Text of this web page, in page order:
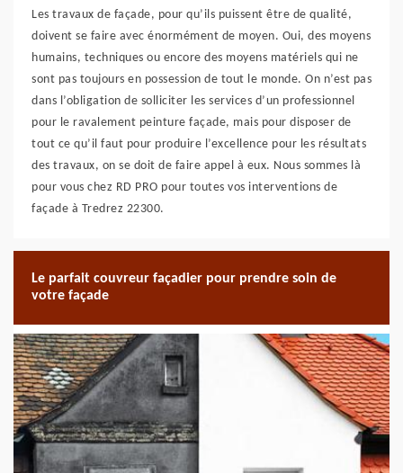
Les travaux de façade, pour qu’ils puissent être de qualité,
doivent se faire avec énormément de moyen. Oui, des moyens
humains, techniques ou encore des moyens matériels qui ne
sont pas toujours en possession de tout le monde. On n’est pas
dans l’obligation de solliciter les services d’un professionnel
pour le ravalement peinture façade, mais pour disposer de
tout ce qu’il faut pour produire l’excellence pour les résultats
des travaux, on se doit de faire appel à eux. Nous sommes là
pour vous chez RD PRO pour toutes vos interventions de
façade à Tredrez 22300.
Le parfait couvreur façadier pour prendre soin de
votre façade